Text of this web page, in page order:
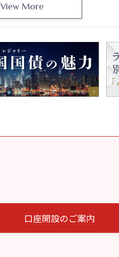
View More
口座開設のご案内